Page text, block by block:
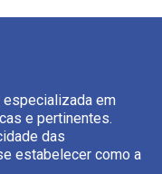
especializada em
e pertinentes.
das
estabelecer como a